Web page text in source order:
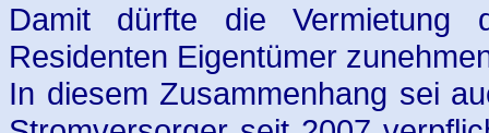
Damit dürfte die Vermietung
Residenten Eigentümer
In diesem Zusammenhang sei